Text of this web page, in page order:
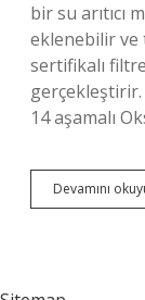
bir su arıtıcı
eklenebilir ve
sertifikalı
gerçekleştirir.
14 aşamalı
Devamını